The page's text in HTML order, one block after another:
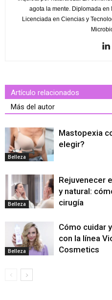
agota la mente. Diplomada
Licenciada en Ciencias y
Artículo relacionados
Más del autor
Belleza
Mastopexia
elegir?
Belleza
Rejuvenecer
y natural:
cirugía
Belleza
Cómo cuidar
con la línea
Cosmetics